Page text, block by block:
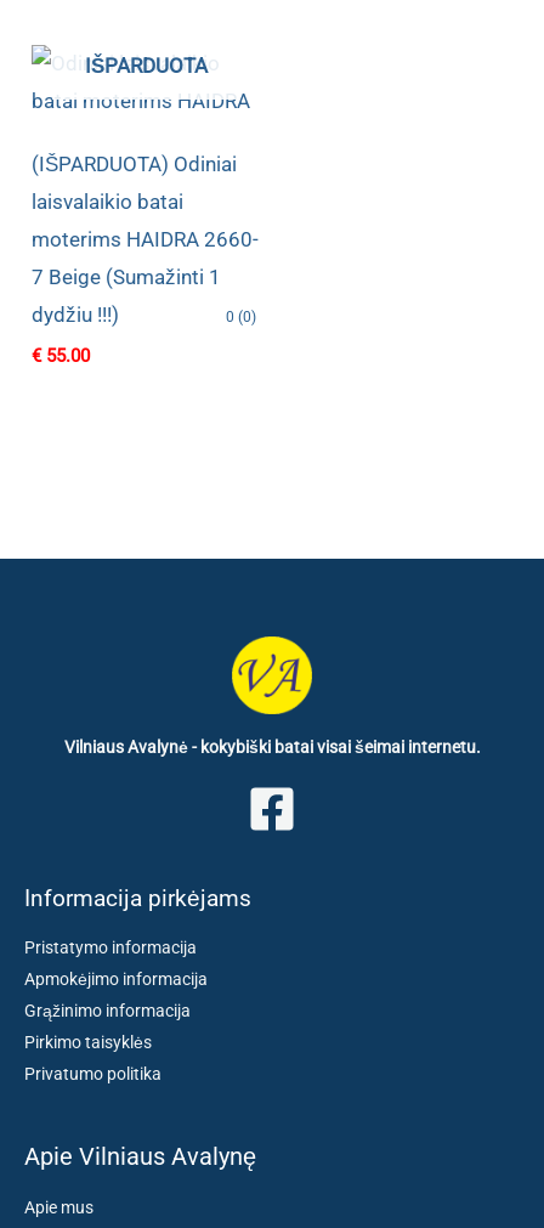
IŠPARDUOTA
(IŠPARDUOTA) Odiniai
laisvalaikio batai
moterims HAIDRA 2660-
7 Beige (Sumažinti 1
dydžiu !!!)
0 (0)
€55.00
Vilniaus Avalynė - kokybiški batai visai šeimai internetu.
Informacija pirkėjams
Pristatymo informacija
Apmokėjimo informacija
Grąžinimo informacija
Pirkimo taisyklės
Privatumo politika
Apie Vilniaus Avalynę
Apie mus